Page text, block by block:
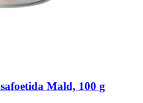
Mald, 100 g